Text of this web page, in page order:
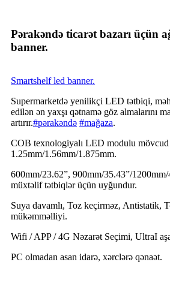
Pərakəndə ticarət bazarı üçün
banner.
Smartshelf led banner.
Supermarketdə yenilikçi LED tətbiqi,
edilən ən yaxşı qətnamə göz almalarını
artırır.#pərakəndə #mağaza.
COB texnologiyalı LED modulu mövcud
1.25mm/1.56mm/1.875mm.
600mm/23.62”, 900mm/35.43”/
müxtəlif tətbiqlər üçün uyğundur.
Suya davamlı, Toz keçirməz, Antistatik,
mükəmməlliyi.
Wifi / APP / 4G Nəzarət Seçimi, UltraI
PC olmadan asan idarə, xərclərə qənaət.